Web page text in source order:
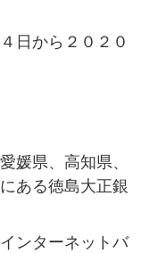
日から２０２０
媛県、高知県、
ある徳島大正銀
ンターネットバ